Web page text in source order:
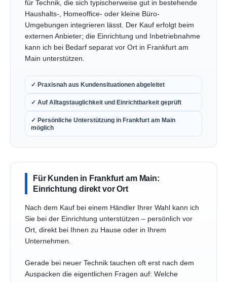
für Technik, die sich typischerweise gut in bestehende
Haushalts-, Homeoffice- oder kleine Büro-
Umgebungen integrieren lässt. Der Kauf erfolgt beim
externen Anbieter; die Einrichtung und Inbetriebnahme
kann ich bei Bedarf separat vor Ort in Frankfurt am
Main unterstützen.
✓ Praxisnah aus Kundensituationen abgeleitet
✓ Auf Alltagstauglichkeit und Einrichtbarkeit geprüft
✓ Persönliche Unterstützung in Frankfurt am Main
möglich
Für Kunden in Frankfurt am Main:
Einrichtung direkt vor Ort
Nach dem Kauf bei einem Händler Ihrer Wahl kann ich
Sie bei der Einrichtung unterstützen – persönlich vor
Ort, direkt bei Ihnen zu Hause oder in Ihrem
Unternehmen.
Gerade bei neuer Technik tauchen oft erst nach dem
Auspacken die eigentlichen Fragen auf: Welche